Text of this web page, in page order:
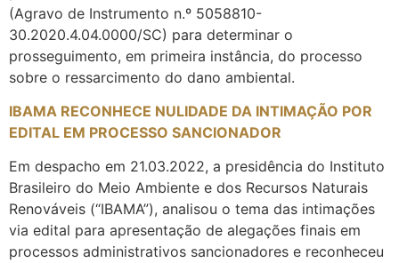
(Agravo de Instrumento n.º 5058810-
30.2020.4.04.0000/SC) para determinar o
prosseguimento, em primeira instância, do processo
sobre o ressarcimento do dano ambiental.
IBAMA RECONHECE NULIDADE DA INTIMAÇÃO POR
EDITAL EM PROCESSO SANCIONADOR
Em despacho em 21.03.2022, a presidência do Instituto
Brasileiro do Meio Ambiente e dos Recursos Naturais
Renováveis (“IBAMA”), analisou o tema das intimações
via edital para apresentação de alegações finais em
processos administrativos sancionadores e reconheceu